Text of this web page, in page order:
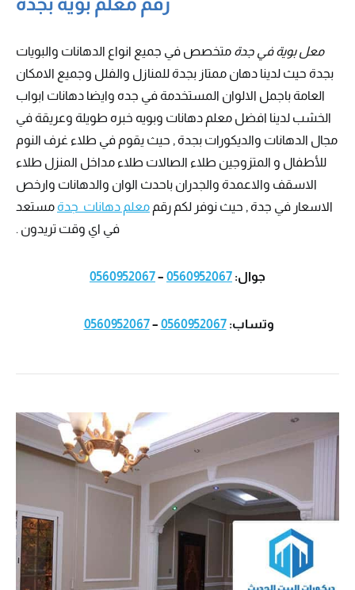
معل بوية في جدة متخصص في جميع انواع الدهانات والبويات
بجدة حيث لدينا دهان ممتاز بجدة للمنازل والفلل وجميع الامكان
العامة باجمل الالوان المستخدمة في جده وايضا دهانات ابواب
الخشب لدينا افضل معلم دهانات وبويه خبره طويلة وعريقة في
مجال الدهانات والديكورات بجدة , حيث يقوم في طلاء غرف النوم
للأطفال و المتزوجين طلاء الصالات طلاء مداخل المنزل طلاء
الاسقف والاعمدة والجدران باحدث الوان والدهانات وارخص
الاسعار في جدة , حيث نوفر لكم رقم معلم دهانات جدة مستعد
في اي وقت تريدون .
جوال: 0560952067
–
0560952067
وتساب:0560952067
–
0560952067